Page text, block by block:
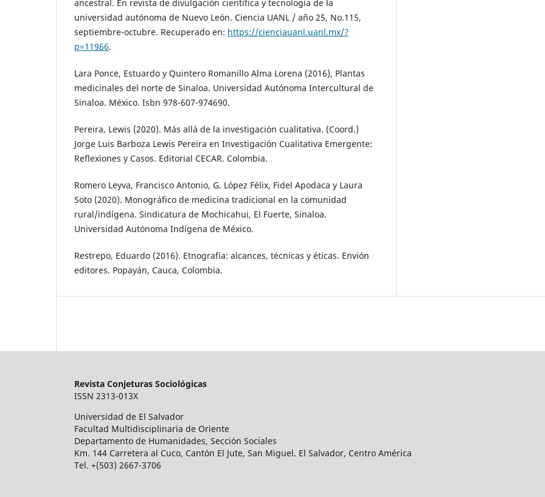
ancestral. En revista de divulgación científica y tecnología de la
universidad autónoma de Nuevo León. Ciencia UANL / año 25, No.115,
septiembre-octubre. Recuperado en: https://cienciauanl.uanl.mx/?
p=11966.
Lara Ponce, Estuardo y Quintero Romanillo Alma Lorena (2016), Plantas
medicinales del norte de Sinaloa. Universidad Autónoma Intercultural de
Sinaloa. México. Isbn 978-607-974690.
Pereira, Lewis (2020). Más allá de la investigación cualitativa. (Coord.)
Jorge Luis Barboza Lewis Pereira en Investigación Cualitativa Emergente:
Reflexiones y Casos. Editorial CECAR. Colombia.
Romero Leyva, Francisco Antonio, G. López Félix, Fidel Apodaca y Laura
Soto (2020). Monográfico de medicina tradicional en la comunidad
rural/indígena. Sindicatura de Mochicahui, El Fuerte, Sinaloa.
Universidad Autónoma Indígena de México.
Restrepo, Eduardo (2016). Etnografía: alcances, técnicas y éticas. Envión
editores. Popayán, Cauca, Colombia.
Revista Conjeturas Sociológicas
ISSN 2313-013X
Universidad de El Salvador
Facultad Multidisciplinaria de Oriente
Departamento de Humanidades, Sección Sociales
Km. 144 Carretera al Cuco, Cantón El Jute, San Miguel. El Salvador, Centro América
Tel. +(503) 2667-3706